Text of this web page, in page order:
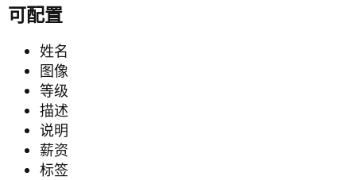
可配置​
姓名
图像
等级
描述
说明
薪资
标签